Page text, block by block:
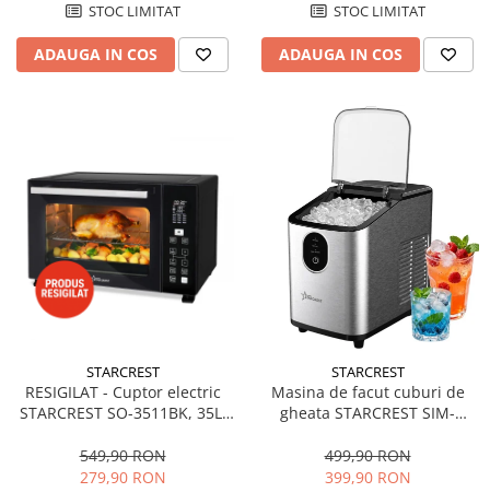
STOC LIMITAT
ADAUGA IN COS
STOC LIMITAT
ADAUGA IN COS
STARCREST
RESIGILAT - Cuptor electric
STARCREST SO-3511BK, 35L,
Programe predefinite,
Interfata digitala, Negru
549,90 RON
279,90 RON
STARCREST
Masina de facut cuburi de
gheata STARCREST SIM-
12Kg/24h, Cos gheata
detasabil, Rezervor apa 0.8 l,
499,90 RON
399,90 RON